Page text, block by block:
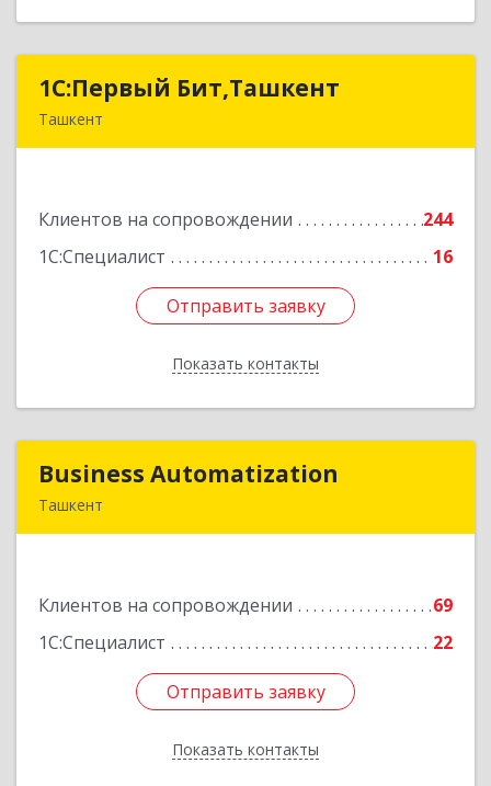
1C:Первый Бит,Ташкент
Ташкент
Клиентов на сопровождении
244
1С:Специалист
16
Отправить заявку
Показать контакты
1C:Первый Бит,Ташкент
Подробнее
Отправить заявку
Назад
Business Automatization
Ташкент
Клиентов на сопровождении
69
1С:Специалист
22
Отправить заявку
Показать контакты
Business Automatization
Подробнее
Отправить заявку
Назад